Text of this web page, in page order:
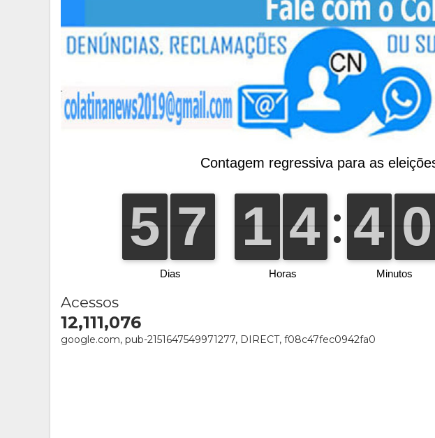
Acessos
12,111,076
google.com, pub-2151647549971277, DIRECT, f08c47fec0942fa0